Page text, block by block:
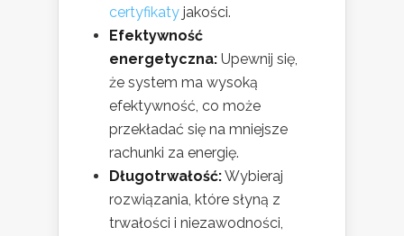
certyfikaty jakości.
Efektywność
energetyczna: Upewnij się,
że system ma wysoką
efektywność, co może
przekładać się na mniejsze
rachunki za energię.
Długotrwałość:Wybieraj
rozwiązania, które słyną z
trwałości i niezawodności,